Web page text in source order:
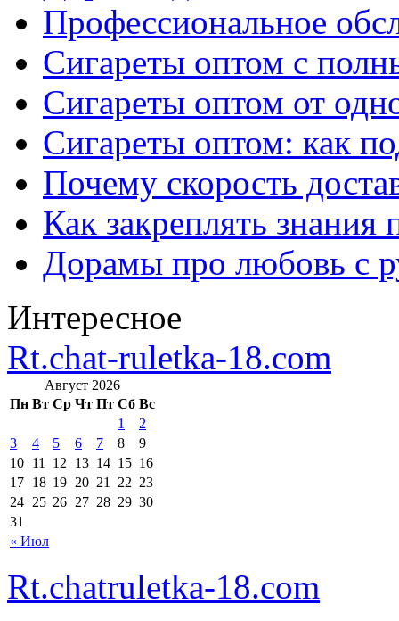
Профессиональное
Сигареты оптом с
Сигареты оптом от
Сигареты оптом: как
Почему скорость
Как закреплять знания
Дорамы про любовь с
Интересное
Rt.chat-ruletka-18.com
Август 2026
Пн Вт Ср Чт Пт Сб Вс
« Июл
1
2
3
4 5 6 7 8
9
10 11 12 13 14 15 16
17 18 19 20 21 22 23
24 25 26 27 28 29 30
31
Rt.chatruletka-18.com